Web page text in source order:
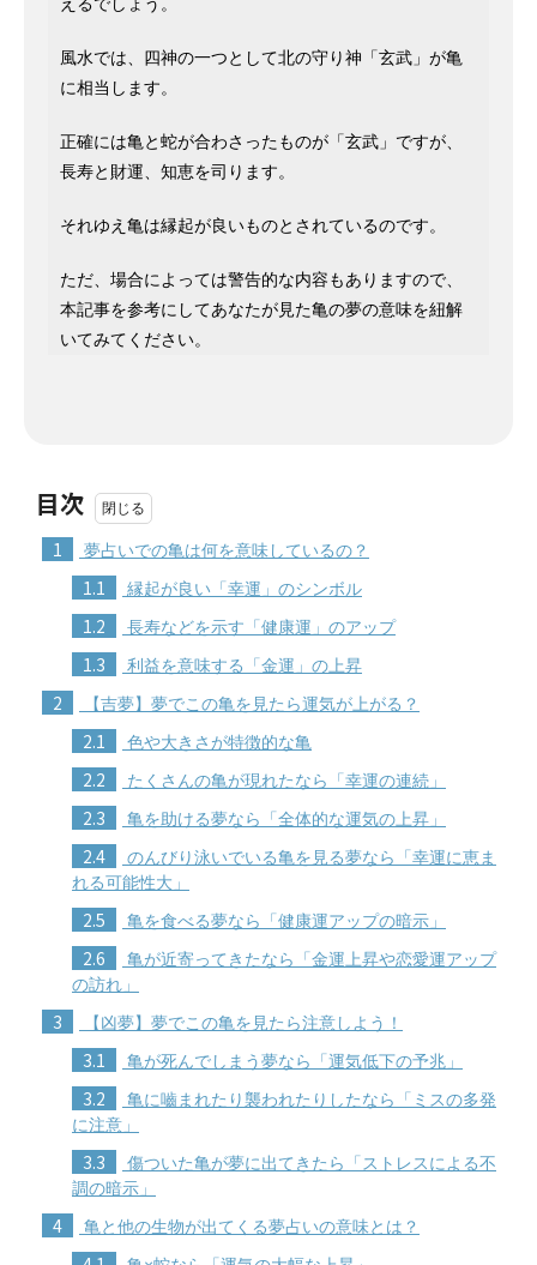
えるでしょう。
風水では、四神の一つとして北の守り神「玄武」が亀
に相当します。
正確には亀と蛇が合わさったものが「玄武」ですが、
長寿と財運、知恵を司ります。
それゆえ亀は縁起が良いものとされているのです。
ただ、場合によっては警告的な内容もありますので、
本記事を参考にしてあなたが見た亀の夢の意味を紐解
いてみてください。
目次
1 夢占いでの亀は何を意味しているの？
1.1 縁起が良い「幸運」のシンボル
1.2 長寿などを示す「健康運」のアップ
1.3 利益を意味する「金運」の上昇
2 【吉夢】夢でこの亀を見たら運気が上がる？
2.1 色や大きさが特徴的な亀
2.2 たくさんの亀が現れたなら「幸運の連続」
2.3 亀を助ける夢なら「全体的な運気の上昇」
2.4
のんびり泳いでいる亀を見る夢なら「幸運に恵ま
れる可能性大」
2.5 亀を食べる夢なら「健康運アップの暗示」
2.6
亀が近寄ってきたなら「金運上昇や恋愛運アップ
の訪れ」
3 【凶夢】夢でこの亀を見たら注意しよう！
3.1 亀が死んでしまう夢なら「運気低下の予兆」
3.2
亀に嚙まれたり襲われたりしたなら「ミスの多発
に注意」
3.3
傷ついた亀が夢に出てきたら「ストレスによる不
調の暗示」
4 亀と他の生物が出てくる夢占いの意味とは？